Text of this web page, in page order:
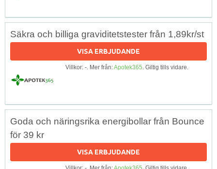
Säkra och billiga graviditetstester från 1,89kr/st
VISA ERBJUDANDE
Villkor: -. Mer från:Apotek365. Giltig tills vidare.
Goda och näringsrika energibollar från Bounce
för 39 kr
VISA ERBJUDANDE